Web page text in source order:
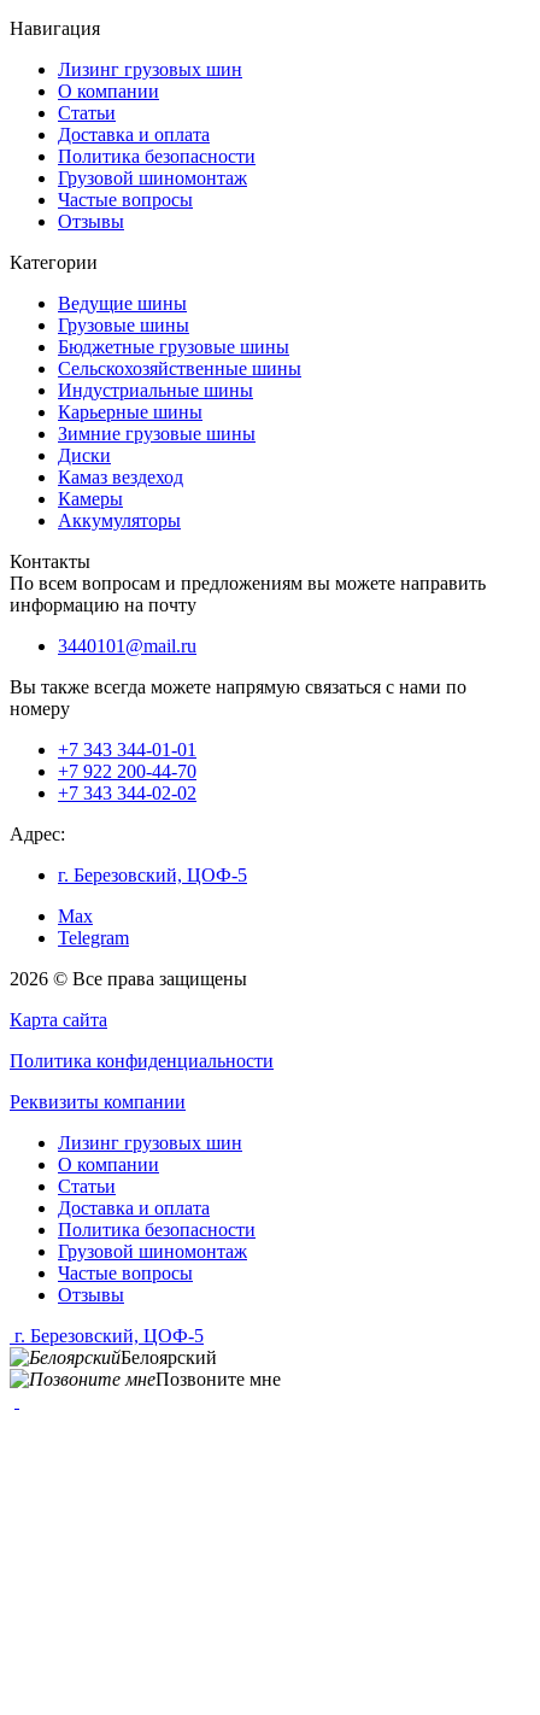
Навигация
Лизинг грузовых шин
О компании
Статьи
Доставка и оплата
Политика безопасности
Грузовой шиномонтаж
Частые вопросы
Отзывы
Категории
Ведущие шины
Грузовые шины
Бюджетные грузовые шины
Сельскохозяйственные шины
Индустриальные шины
Карьерные шины
Зимние грузовые шины
Диски
Камаз вездеход
Камеры
Аккумуляторы
Контакты
По всем вопросам и предложениям вы можете направить
информацию на почту
3440101@mail.ru
Вы также всегда можете напрямую связаться с нами по
номеру
+7 343 344-01-01
+7 922 200-44-70
+7 343 344-02-02
Адрес:
г. Березовский, ЦОФ-5
Max
Telegram
2026 © Все права защищены
Карта сайта
Политика конфиденциальности
Реквизиты компании
Лизинг грузовых шин
О компании
Статьи
Доставка и оплата
Политика безопасности
Грузовой шиномонтаж
Частые вопросы
Отзывы
г. Березовский, ЦОФ-5
Белоярский
Позвоните мне